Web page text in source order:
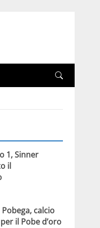
1, Sinner
il
calcio
il Pobe d’oro